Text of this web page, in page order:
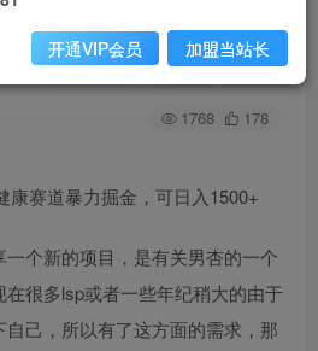
关注 私信
1768 178
个新的项目，是有关男杏的一个
很多lsp或者一些年纪稍大的由于
己，所以有了这方面的需求，那
开通VIP会员 加盟当站长